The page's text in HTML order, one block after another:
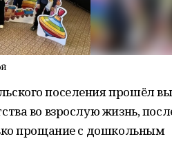
поселения прошёл
во взрослую жизнь,
прощание с дошкольным